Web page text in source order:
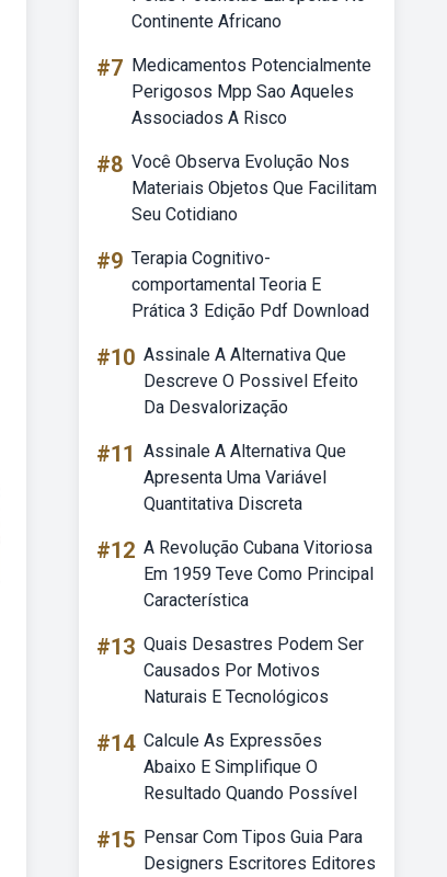
Continente Africano
#7 Medicamentos Potencialmente
Perigosos Mpp Sao Aqueles
Associados A Risco
#8 Você Observa Evolução Nos
Materiais Objetos Que Facilitam
Seu Cotidiano
#9 Terapia Cognitivo-
comportamental Teoria E
Prática 3 Edição Pdf Download
#10 Assinale A Alternativa Que
Descreve O Possivel Efeito
Da Desvalorização
#11 Assinale A Alternativa Que
Apresenta Uma Variável
Quantitativa Discreta
#12 A Revolução Cubana Vitoriosa
Em 1959 Teve Como Principal
Característica
#13 Quais Desastres Podem Ser
Causados Por Motivos
Naturais E Tecnológicos
#14 Calcule As Expressões
Abaixo E Simplifique O
Resultado Quando Possível
#15 Pensar Com Tipos Guia Para
Designers Escritores Editores